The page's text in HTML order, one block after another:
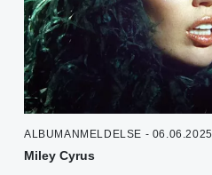
ALBUMANMELDELSE - 06.06.2025
Miley Cyrus